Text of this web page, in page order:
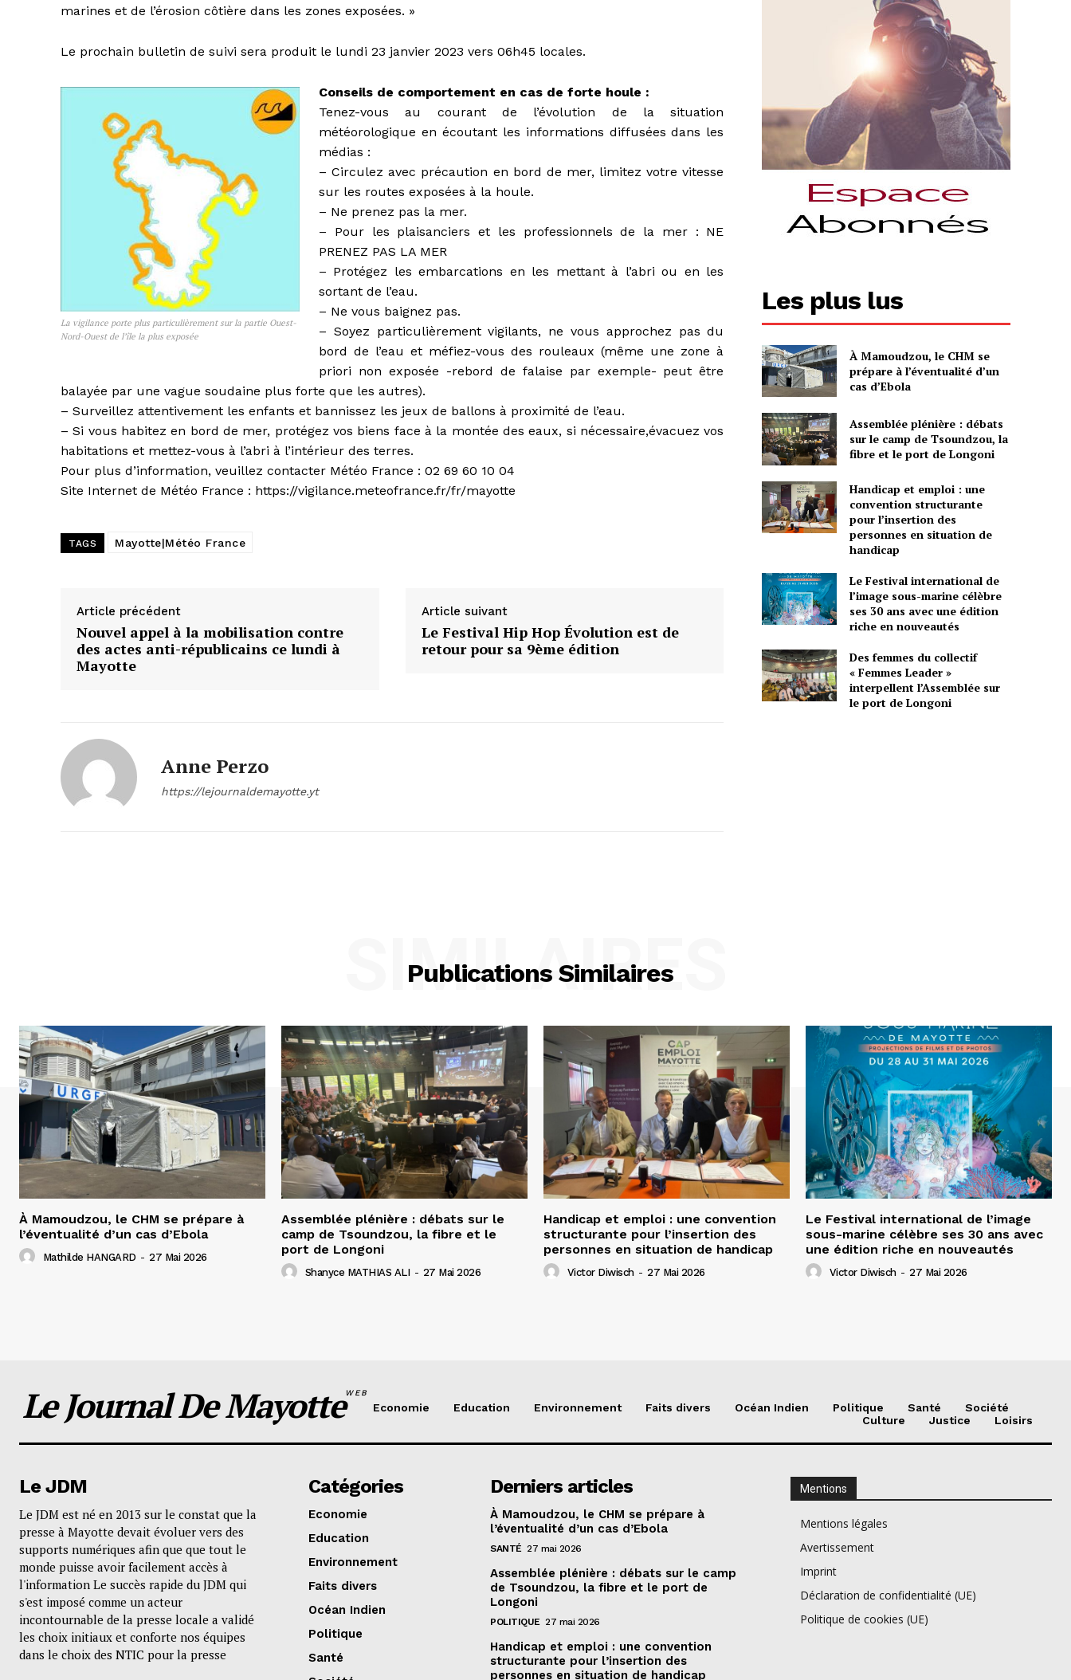
marines et de l’érosion côtière dans les zones exposées. »
Le prochain bulletin de suivi sera produit le lundi 23 janvier 2023 vers 06h45 locales.
La vigilance porte plus particulièrement sur la partie Ouest-
Nord-Ouest de l’île la plus exposée
Conseils de comportement en cas de forte houle :
Tenez-vous au courant de l’évolution de la situation
météorologique en écoutant les informations diffusées dans les
médias :
– Circulez avec précaution en bord de mer, limitez votre vitesse
sur les routes exposées à la houle.
– Ne prenez pas la mer.
– Pour les plaisanciers et les professionnels de la mer : NE
PRENEZ PAS LA MER
– Protégez les embarcations en les mettant à l’abri ou en les
sortant de l’eau.
– Ne vous baignez pas.
– Soyez particulièrement vigilants, ne vous approchez pas du
bord de l’eau et méfiez-vous des rouleaux (même une zone à
priori non exposée -rebord de falaise par exemple- peut être
balayée par une vague soudaine plus forte que les autres).
– Surveillez attentivement les enfants et bannissez les jeux de ballons à proximité de l’eau.
– Si vous habitez en bord de mer, protégez vos biens face à la montée des eaux, si nécessaire,évacuez vos
habitations et mettez-vous à l’abri à l’intérieur des terres.
Pour plus d’information, veuillez contacter Météo France : 02 69 60 10 04
Site Internet de Météo France : https://vigilance.meteofrance.fr/fr/mayotte
TAGS Mayotte|Météo France
Article précédent
Nouvel appel à la mobilisation contre
des actes anti-républicains ce lundi à
Mayotte
Article suivant
Le Festival Hip Hop Évolution est de
retour pour sa 9ème édition
Anne Perzo
https://lejournaldemayotte.yt
Les plus lus
À Mamoudzou, le CHM se
prépare à l’éventualité d’un
cas d’Ebola
Assemblée plénière : débats
sur le camp de Tsoundzou, la
fibre et le port de Longoni
Handicap et emploi : une
convention structurante
pour l’insertion des
personnes en situation de
handicap
Le Festival international de
l’image sous-marine célèbre
ses 30 ans avec une édition
riche en nouveautés
Des femmes du collectif
« Femmes Leader »
interpellent l’Assemblée sur
le port de Longoni
Publications Similaires
SIMILAIRES
À Mamoudzou, le CHM se prépare à
l’éventualité d’un cas d’Ebola
Mathilde HANGARD - 27 Mai 2026
Assemblée plénière : débats sur le
camp de Tsoundzou, la fibre et le
port de Longoni
Shanyce MATHIAS ALI - 27 Mai 2026
Handicap et emploi : une convention
structurante pour l’insertion des
personnes en situation de handicap
Victor Diwisch - 27 Mai 2026
Le Festival international de l’image
sous-marine célèbre ses 30 ans avec
une édition riche en nouveautés
Victor Diwisch - 27 Mai 2026
Le Journal De MayotteWEB
Economie Education Environnement Faits divers Océan Indien Politique Santé
Société
Culture
Justice Loisirs
Le JDM
Le JDM est né en 2013 sur le constat que la
presse à Mayotte devait évoluer vers des
supports numériques afin que que tout le
monde puisse avoir facilement accès à
l'information Le succès rapide du JDM qui
s'est imposé comme un acteur
incontournable de la presse locale a validé
les choix initiaux et conforte nos équipes
dans le choix des NTIC pour la presse
Catégories
Economie
Education
Environnement
Faits divers
Océan Indien
Politique
Santé
Derniers articles
À Mamoudzou, le CHM se prépare à
l’éventualité d’un cas d’Ebola
SANTÉ 27 mai 2026
Assemblée plénière : débats sur le camp
de Tsoundzou, la fibre et le port de
Longoni
POLITIQUE 27 mai 2026
Handicap et emploi : une convention
structurante pour l’insertion des
personnes en situation de handicap
Mentions
Mentions légales
Avertissement
Imprint
Déclaration de confidentialité (UE)
Politique de cookies (UE)